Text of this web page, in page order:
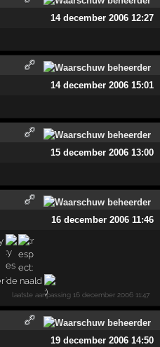
14 december 2006 12:27
14 december 2006 15:01
15 december 2006 13:00
16 december 2006 11:46
de naald
laatste aanpassing16 december 2006 11:47
19 december 2006 14:50